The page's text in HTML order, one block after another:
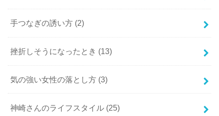
手つなぎの誘い方 (2)
挫折しそうになったとき (13)
気の強い女性の落とし方 (3)
神崎さんのライフスタイル (25)